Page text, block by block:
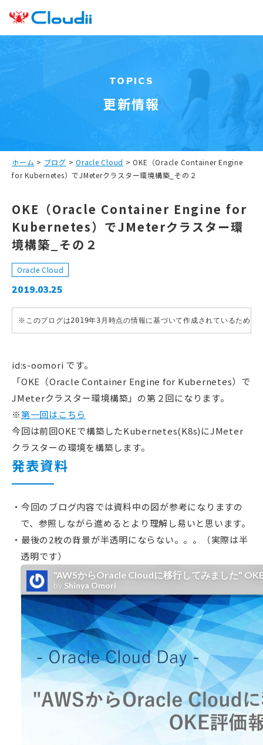
TOPICS
更新情報
ホーム > ブログ > Oracle Cloud >OKE（Oracle Container Engine
for Kubernetes）でJMeterクラスター環境構築_その２
OKE（Oracle Container Engine for
Kubernetes）でJMeterクラスター環
境構築_その２
Oracle Cloud
2019.03.25
※このブログは2019年3月時点の情報に基づいて作成されているため、
id:s-oomori です。
「OKE（Oracle Container Engine for Kubernetes）で
JMeterクラスター環境構築」の第２回になります。
※第一回はこちら
今回は前回OKEで構築したKubernetes(K8s)にJMeter
クラスターの環境を構築します。
発表資料
今回のブログ内容では資料中の図が参考になりますの
で、参照しながら進めるとより理解し易いと思います。
最後の2枚の背景が半透明にならない。。。（実際は半
透明です）